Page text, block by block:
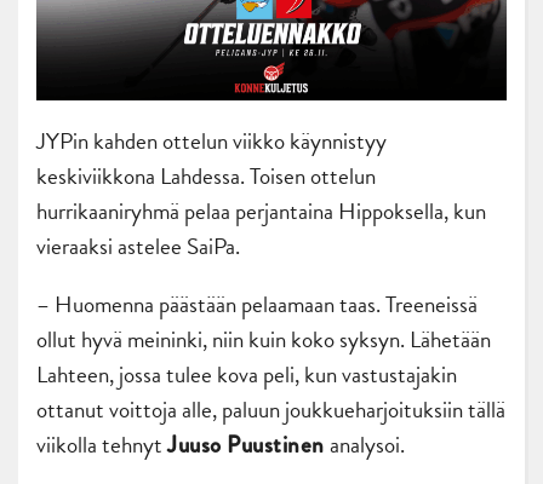
JYPin kahden ottelun viikko käynnistyy
keskiviikkona Lahdessa. Toisen ottelun
hurrikaaniryhmä pelaa perjantaina Hippoksella, kun
vieraaksi astelee SaiPa.
– Huomenna päästään pelaamaan taas. Treeneissä
ollut hyvä meininki, niin kuin koko syksyn. Lähetään
Lahteen, jossa tulee kova peli, kun vastustajakin
ottanut voittoja alle, paluun joukkueharjoituksiin tällä
viikolla tehnytJuuso Puustinenanalysoi.